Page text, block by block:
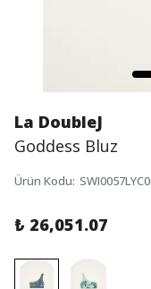
La DoubleJ
Goddess Bluz
Ürün Kodu:
₺ 26,051.07